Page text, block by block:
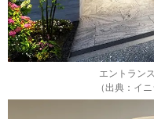
エントラン
（出典：イ